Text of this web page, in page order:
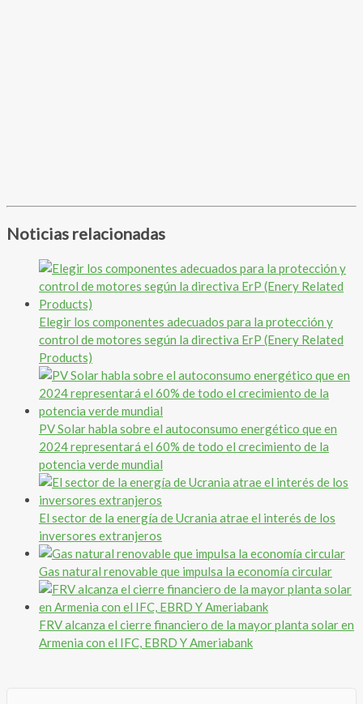
Noticias relacionadas
Elegir los componentes adecuados para la protección y
control de motores según la directiva ErP (Enery Related
Products)
PV Solar habla sobre el autoconsumo energético que en
2024 representará el 60% de todo el crecimiento de la
potencia verde mundial
El sector de la energía de Ucrania atrae el interés de los
inversores extranjeros
Gas natural renovable que impulsa la economía circular
FRV alcanza el cierre financiero de la mayor planta solar en
Armenia con el IFC, EBRD Y Ameriabank